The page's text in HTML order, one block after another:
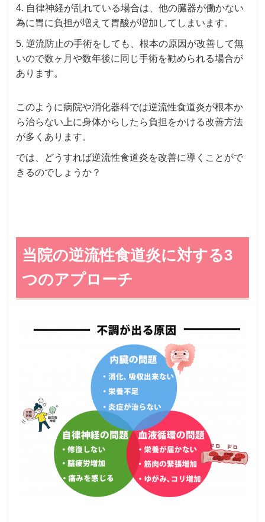
4. 自律神経が乱れている場合は、他の臓器が働かない
為に胃に負担が増えて胃酸が増加してしまいます。
5. 逆流防止の手術をしても、根本の原因が改善して無
いので数ヶ月や数年後に同じ手術を勧められる場合が
あります。
このように病院や消化器科では逆流性食道炎が根本か
ら治らない上に身体からしたら負担をかける改善方法
が多くあります。
では、どうすれば逆流性食道炎を改善に導くことがで
きるのでしょうか？
当院の逆流性食道炎に対する3
つのアプローチ